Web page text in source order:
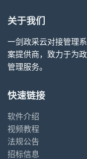
关于我们
一剑政采云对接管理
案提供商，致力于为
管理服务。
快速链接
软件介绍
视频教程
法规公告
招标信息